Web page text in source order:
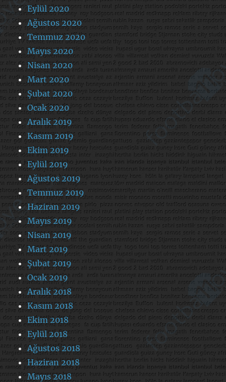
Eylül 2020
Ağustos 2020
Temmuz 2020
Mayıs 2020
Nisan 2020
Mart 2020
Şubat 2020
Ocak 2020
Aralık 2019
Kasım 2019
Ekim 2019
Eylül 2019
Ağustos 2019
Temmuz 2019
Haziran 2019
Mayıs 2019
Nisan 2019
Mart 2019
Şubat 2019
Ocak 2019
Aralık 2018
Kasım 2018
Ekim 2018
Eylül 2018
Ağustos 2018
Haziran 2018
Mayıs 2018